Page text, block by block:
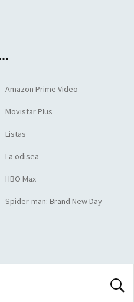
Amazon Prime Video
Movistar Plus
Listas
La odisea
HBO Max
Spider-man: Brand New Day